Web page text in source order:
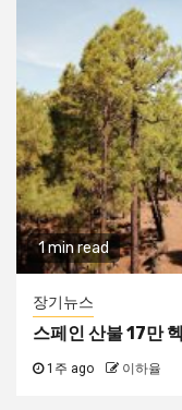
1 min read
장기뉴스
스페인 산불 17만
1주 ago 이하율